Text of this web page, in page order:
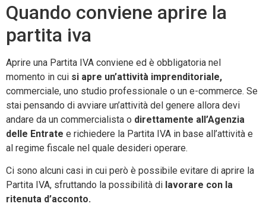
Quando conviene aprire la
partita iva
Aprire una Partita IVA conviene ed è obbligatoria nel
momento in cui si apre un’attività imprenditoriale,
commerciale, uno studio professionale o un e-commerce. Se
stai pensando di avviare un’attività del genere allora devi
andare da un commercialista o direttamente all’Agenzia
delle Entrate e richiedere la Partita IVA in base all’attività e
al regime fiscale nel quale desideri operare.
Ci sono alcuni casi in cui però è possibile evitare di aprire la
Partita IVA, sfruttando la possibilità di lavorare con la
ritenuta d’acconto.